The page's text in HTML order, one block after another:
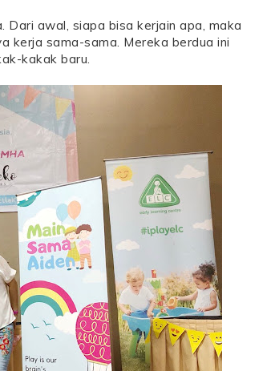
Dari awal, siapa bisa kerjain apa, maka
kerja sama-sama. Mereka berdua ini
kakak baru.